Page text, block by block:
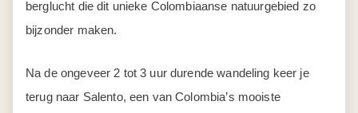
berglucht die dit unieke Colombiaanse natuurgebied zo
bijzonder maken.
Na de ongeveer 2 tot 3 uur durende wandeling keer je
terug naar Salento, een van Colombia’s mooiste